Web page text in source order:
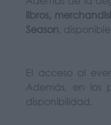
libros,
Season ,
El acceso al
Además, en los
disponibilidad.